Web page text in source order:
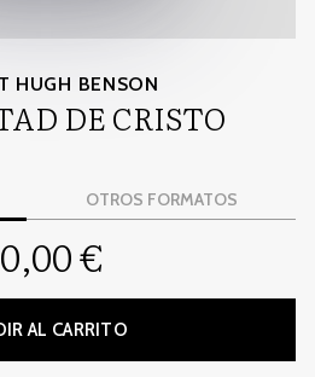
HUGH BENSON
DE CRISTO
OTROS FORMATOS
€
AL CARRITO